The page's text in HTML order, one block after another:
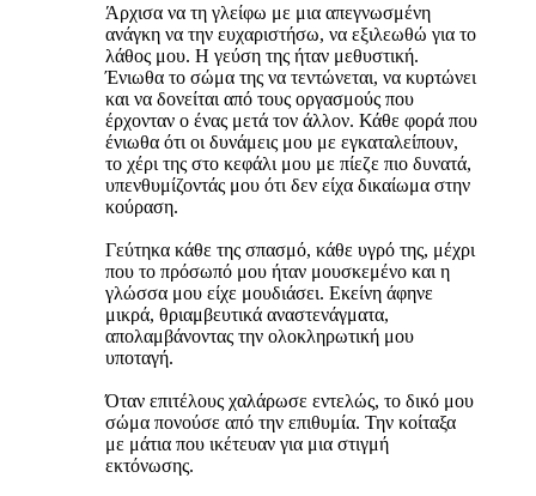
Άρχισα να τη γλείφω με μια απεγνωσμένη
ανάγκη να την ευχαριστήσω, να εξιλεωθώ για το
λάθος μου. Η γεύση της ήταν μεθυστική.
Ένιωθα το σώμα της να τεντώνεται, να κυρτώνει
και να δονείται από τους οργασμούς που
έρχονταν ο ένας μετά τον άλλον. Κάθε φορά που
ένιωθα ότι οι δυνάμεις μου με εγκαταλείπουν,
το χέρι της στο κεφάλι μου με πίεζε πιο δυνατά,
υπενθυμίζοντάς μου ότι δεν είχα δικαίωμα στην
κούραση.
Γεύτηκα κάθε της σπασμό, κάθε υγρό της, μέχρι
που το πρόσωπό μου ήταν μουσκεμένο και η
γλώσσα μου είχε μουδιάσει. Εκείνη άφηνε
μικρά, θριαμβευτικά αναστενάγματα,
απολαμβάνοντας την ολοκληρωτική μου
υποταγή.
Όταν επιτέλους χαλάρωσε εντελώς, το δικό μου
σώμα πονούσε από την επιθυμία. Την κοίταξα
με μάτια που ικέτευαν για μια στιγμή
εκτόνωσης.